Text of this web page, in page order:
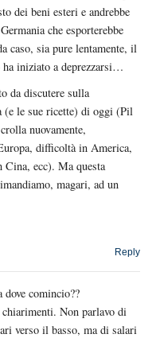
dei beni esteri e andrebbe
che esporterebbe
caso, sia pure lentamente, il
ha iniziato a deprezzarsi…
da discutere sulla
(e le sue ricette) di oggi (Pil
nuovamente,
difficoltà in America,
Cina, ecc). Ma questa
magari, ad un
Reply
dove comincio??
Non parlavo di
verso il basso, ma di salari